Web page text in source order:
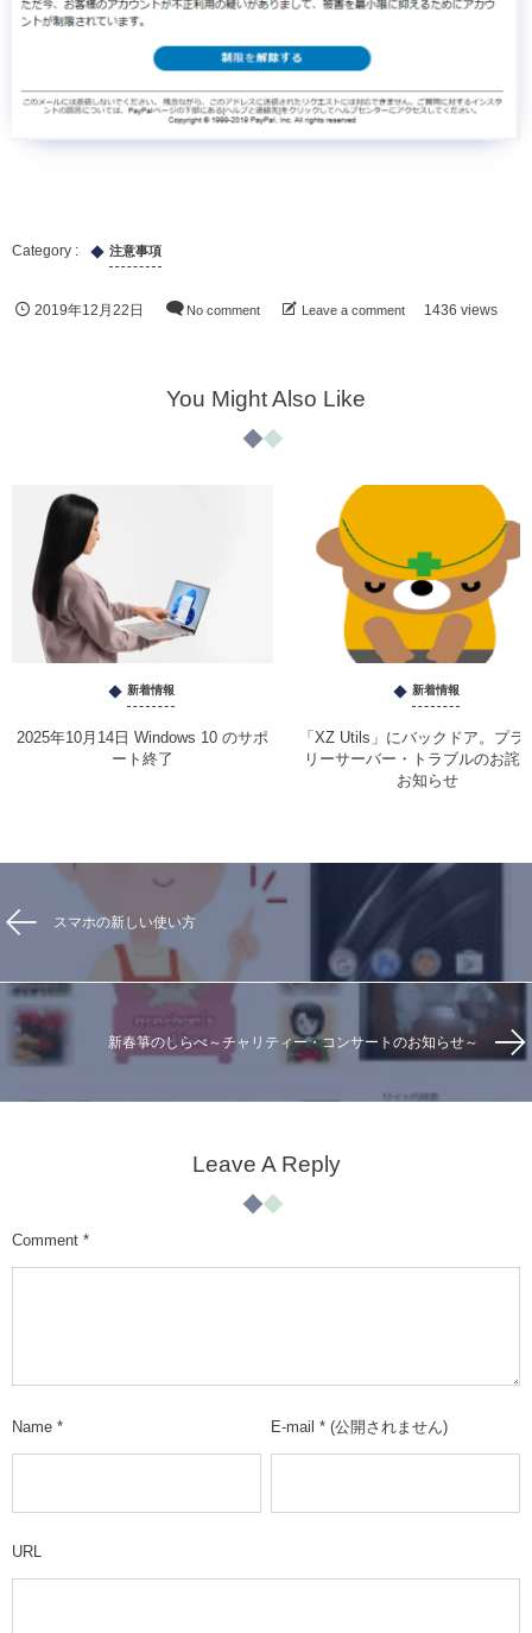
注意事項
2019年12月22日 No comment Leave a comment 1436 views
You Might Also Like
新着情報
2025年10月14日 Windows 10 のサポ
ート終了
新着情報
「XZ Utils」にバックドア。プラ
リーサーバー・トラブルのお詫
お知らせ
スマホの新しい使い方
新春箏のしらべ～チャリティー・コンサートのお知らせ～
Leave A Reply
Comment *
Name * E-mail * (公開されません)
URL